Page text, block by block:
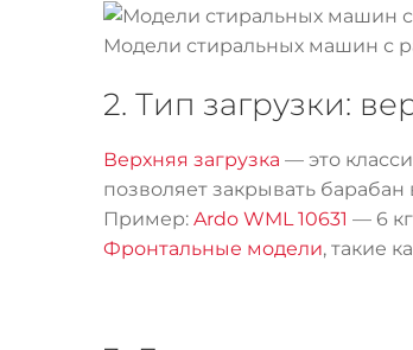
Модели стиральных машин с
2. Тип загрузки:
Верхняя загрузка — это
позволяет закрывать
Пример: Ardo WML 10631 — 6
Фронтальные модели, такие